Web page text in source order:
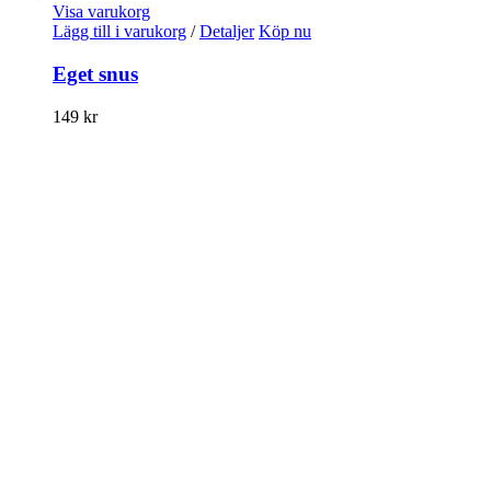
Visa varukorg
Lägg till i varukorg / Detaljer Köp nu
Eget snus
149 kr